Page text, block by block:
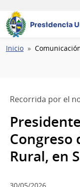
Presidencia
Ruta
Inicio
Recorrida por el
Congreso
Rural, en